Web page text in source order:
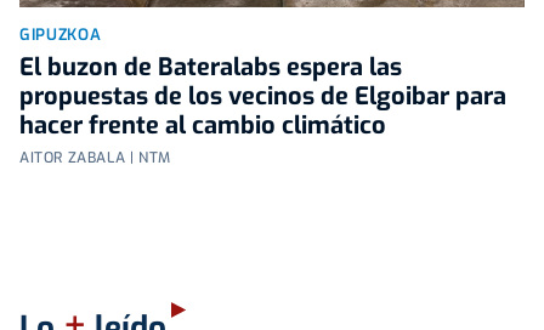
GIPUZKOA
El buzon de Bateralabs espera las
propuestas de los vecinos de Elgoibar para
hacer frente al cambio climático
AITOR ZABALA | NTM